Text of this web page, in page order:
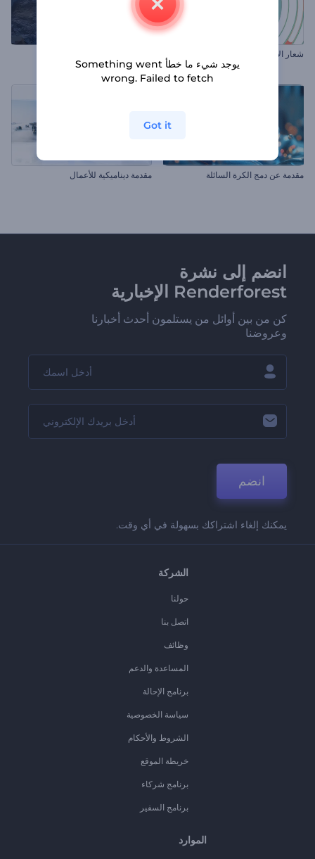
شعار الأشكال السريعة الملهم
مقدمة عن دمج الكرة السائلة مقدمة ديناميكية للأعمال
انضم إلى نشرة
Renderforest الإخبارية
كن من بين أوائل من يستلمون أحدث أخبارنا
وعروضنا
انضم
يمكنك إلغاء اشتراكك بسهولة في أي وقت.
الشركة
حولنا
اتصل بنا
وظائف
المساعدة والدعم
برنامج الإحالة
سياسة الخصوصية
الشروط والأحكام
خريطة الموقع
برنامج شركاء
برنامج السفير
الموارد
يوجد شيء ما خطأ Something went
wrong. Failed to fetch
Got it